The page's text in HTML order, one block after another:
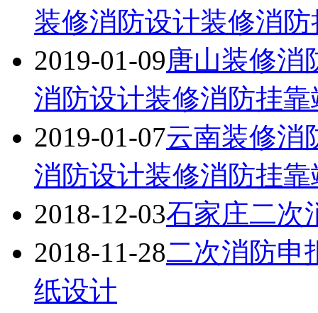
装修消防设计装修消
2019-01-09唐山装修消
消防设计装修消防挂靠
2019-01-07云南装修消
消防设计装修消防挂靠
2018-12-03石家庄二次
2018-11-28二次消防申
纸设计